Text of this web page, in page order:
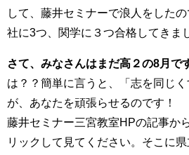
して、藤井セミナーで浪人をした
社に3つ、関学に３つ合格してきま
さて、みなさんはまだ高２の8月で
は？？簡単に言うと、「志を同じ
が、あなたを頑張らせるのです！
藤井セミナー三宮教室HPの記事か
リックして見てください。そこに